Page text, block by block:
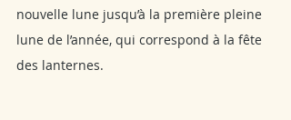
nouvelle lune jusqu’à la première pleine
lune de l’année, qui correspond à la fête
des lanternes.